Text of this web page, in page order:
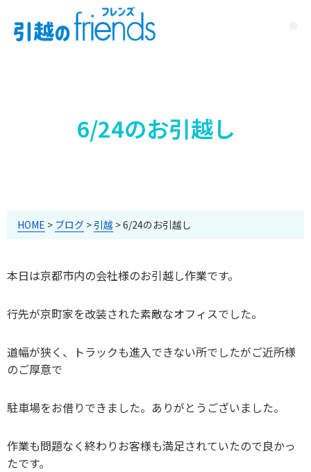
6/24のお引越し
HOME > ブログ > 引越 >6/24のお引越し
本日は京都市内の会社様のお引越し作業です。
行先が京町家を改装された素敵なオフィスでした。
道幅が狭く、トラックも進入できない所でしたがご近所様
のご厚意で
駐車場をお借りできました。ありがとうございました。
作業も問題なく終わりお客様も満足されていたので良かっ
たです。